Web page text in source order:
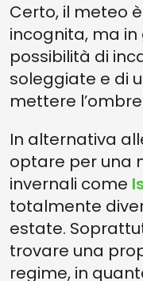
Certo, il meteo
incognita, ma
possibilità di
soleggiate e di
mettere
In alternativa
optare per una
invernali come
totalmente
estate.
trovare una
regime, in